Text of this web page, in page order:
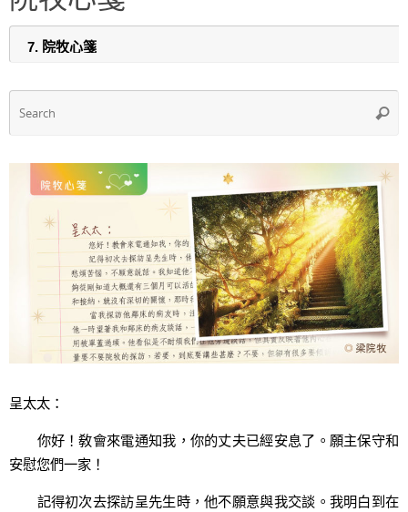
b
o
k
A
p
呈太太：
你好！敎會來電通知我，你的丈夫已經安息了。願主保守和
安慰您們一家！
記得初次去探訪呈先生時，他不願意與我交談。我明白到在